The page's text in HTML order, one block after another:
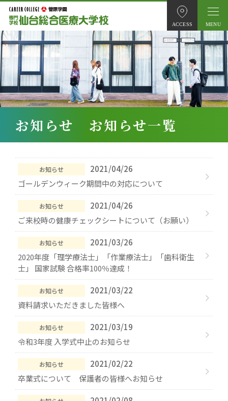
ACCESS
お知らせ お知らせ一覧
お知らせ
2021/04/26
ゴールデンウィーク期間中の対応について
お知らせ
2021/04/26
ご来校時の健康チェックシートについて（お願い）
お知らせ
2021/03/26
2020年度「理学療法士」「作業療法士」「歯科衛生
士」 国家試験 合格率100％達成！
お知らせ
2021/03/22
資料請求いただきました皆様へ
お知らせ
2021/03/19
令和3年度 入学式中止のお知らせ
お知らせ
2021/02/22
卒業式について 保護者の皆様へお知らせ